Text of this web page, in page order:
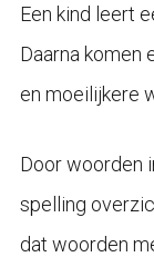
Een kind leert
Daarna komen
en moeilijkere
Door woorden
spelling
dat woorden